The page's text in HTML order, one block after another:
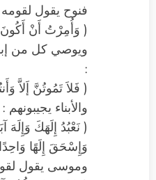
فنوح يقول
( وَأُمِرْتُ أَنْ
ويوصي كل من
:
( فَلاَ تَمُوتُنَّ إَلاَّ
والأبناء يجيبونهم :
( نَعْبُدُ إِلَهَكَ وَإِلَهَ
وَإِسْحَقَ إِلَهًا
وموسى يقول